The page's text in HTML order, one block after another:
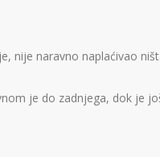
nije naravno naplaćivao
je do zadnjega, dok je